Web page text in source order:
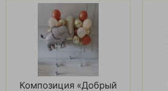
Композиция «Добрый